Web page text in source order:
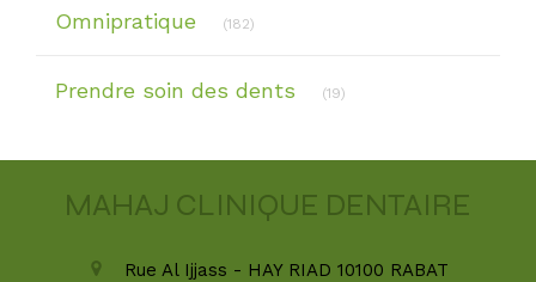
Omnipratique (182)
Prendre soin des dents (19)
MAHAJ CLINIQUE DENTAIRE
Rue Al Ijjass - HAY RIAD 10100 RABAT